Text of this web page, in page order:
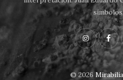
Instagram
© 2026